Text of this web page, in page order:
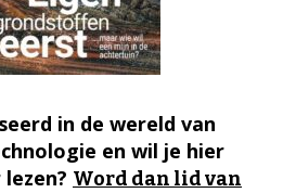
in de wereld van
en wil je hier
Word dan lid van